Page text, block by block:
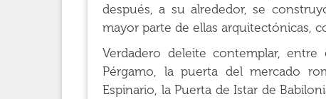
después, a su alrededor, se
mayor parte de ellas arquitectónicas,
Verdadero deleite contemplar,
Pérgamo, la puerta del mercado
Espinario, la Puerta de Istar de